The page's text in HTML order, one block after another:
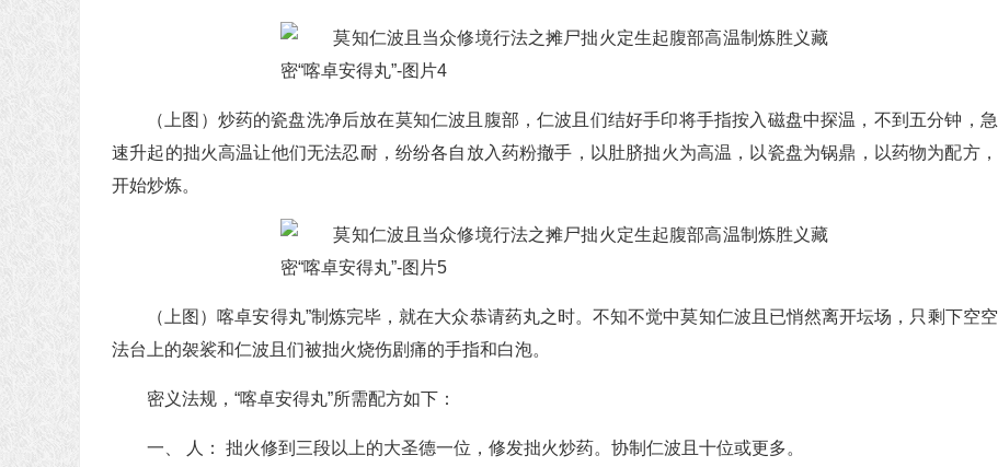
（上图）炒药的瓷盘洗净后放在莫知仁波且腹部，仁波且们结好手印将手指按入磁盘中探温，不到五分钟，急
速升起的拙火高温让他们无法忍耐，纷纷各自放入药粉撤手，以肚脐拙火为高温，以瓷盘为锅鼎，以药物为配方，
开始炒炼。
（上图）喀卓安得丸”制炼完毕，就在大众恭请药丸之时。不知不觉中莫知仁波且已悄然离开坛场，只剩下空空
法台上的袈裟和仁波且们被拙火烧伤剧痛的手指和白泡。
密义法规，“喀卓安得丸”所需配方如下：
一、 人： 拙火修到三段以上的大圣德一位，修发拙火炒药。协制仁波且十位或更多。